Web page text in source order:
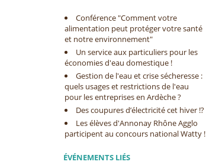
Conférence "Comment votre
alimentation peut protéger votre santé
et notre environnement"
Un service aux particuliers pour les
économies d'eau domestique !
Gestion de l'eau et crise sécheresse :
quels usages et restrictions de l'eau
pour les entreprises en Ardèche ?
Des coupures d’électricité cet hiver !?
Les élèves d'Annonay Rhône Agglo
participent au concours national Watty !
ÉVÉNEMENTS LIÉS